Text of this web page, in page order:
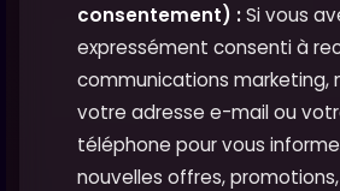
consentement) :Si vous
expressément consenti à
communications marketing,
votre adresse e-mail ou
téléphone pour vous
nouvelles offres,